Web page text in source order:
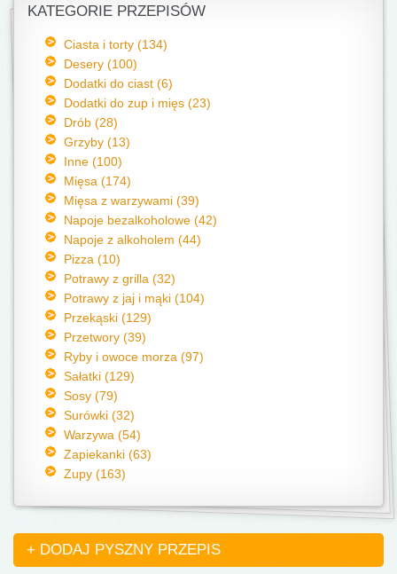
KATEGORIE PRZEPISÓW
Ciasta i torty (134)
Desery (100)
Dodatki do ciast (6)
Dodatki do zup i mięs (23)
Drób (28)
Grzyby (13)
Inne (100)
Mięsa (174)
Mięsa z warzywami (39)
Napoje bezalkoholowe (42)
Napoje z alkoholem (44)
Pizza (10)
Potrawy z grilla (32)
Potrawy z jaj i mąki (104)
Przekąski (129)
Przetwory (39)
Ryby i owoce morza (97)
Sałatki (129)
Sosy (79)
Surówki (32)
Warzywa (54)
Zapiekanki (63)
Zupy (163)
+ DODAJ PYSZNY PRZEPIS